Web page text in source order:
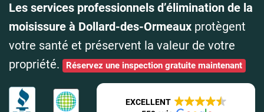
Les services professionnels d’élimination de la
moisissure à Dollard-des-Ormeaux protègent
votre santé et préservent la valeur de votre
propriété.
Réservez une inspection gratuite maintenant
EXCELLENT